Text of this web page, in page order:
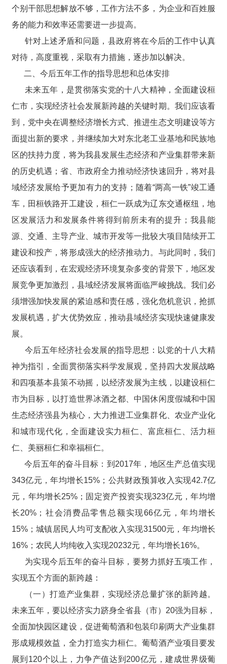
个别干部思想解放不够，工作方法不多，为企业和百姓服
务的能力和效率还需要进一步提高。
针对上述矛盾和问题，县政府将在今后的工作中认真
对待，高度重视，采取有力措施，逐步加以解决。
二、今后五年工作的指导思想和总体安排
未来五年，是贯彻落实党的十八大精神，全面建设桓
仁市，实现经济社会发展新跨越的关键时期。我们应该看
到，党中央在调整经济增长方式、推进生态文明建设等方
面提出新的要求，并继续加大对东北老工业基地和民族地
区的扶持力度，将为我县发展生态经济和产业集群带来新
的历史机遇；省、市政府全力推动经济快速回升，将对县
域经济发展给予更加有力的支持；随着“两高一铁”竣工通
车，田桓铁路开工建设，桓仁一跃成为辽东交通枢纽，地
区发展活力和发展条件将得到前所未有的提升；我县能
源、交通、主导产业、城市开发等一批较大项目陆续开工
建设和投产，将形成强大的经济推动力。与此同时，我们
还应该看到，在宏观经济环境复杂多变的背景下，地区发
展竞争更加激烈，县域经济发展将面临严峻挑战。我们必
须增强加快发展的紧迫感和责任感，强化危机意识，抢抓
发展机遇，扩大优势效应，推动县域经济实现快速健康发
展。
今后五年经济社会发展的指导思想：以党的十八大精
神为指引，全面贯彻落实科学发展观，坚持四大发展战略
和四项基本县策不动摇，以经济发展为主线，以建设桓仁
市为目标，以打造世界冰酒之都、中国休闲度假城和中国
生态经济强县为核心，大力推进工业集群化、农业产业化
和城市现代化，全面建设实力桓仁、富庶桓仁、活力桓
仁、美丽桓仁和幸福桓仁。
今后五年的奋斗目标：到2017年，地区生产总值实现
343亿元，年均增长15%；公共财政预算收入实现42.7亿
元，年均增长25%；固定资产投资实现323亿元，年均增
长20%；社会消费品零售总额实现66亿元，年均增长
15%；城镇居民人均可支配收入实现31500元，年均增长
16%；农民人均纯收入实现20232元，年均增长16%。
为实现今后五年的奋斗目标，要努力抓好五项工作，
实现五个方面的新跨越：
（一）打造产业集群，实现经济总量扩张的新跨越。
未来五年，要以经济实力跻身全省县（市）20强为目标，
全面加快园区建设，促进葡萄酒和包装印刷两大产业集群
形成规模效益，全力打造实力桓仁。葡萄酒产业项目要发
展到120个以上，力争产值达到200亿元，建成世界级葡